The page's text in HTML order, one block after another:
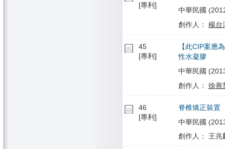
[專利]
中華民國
創作人： 楊台
45
[專利]
【此CIP案應
性水凝膠
中華民國
創作人： 徐善
46
[專利]
脊椎矯正裝置
中華民國
創作人： 王兆